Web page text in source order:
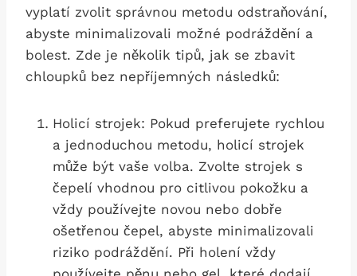
vyplatí zvolit správnou metodu odstraňování,
abyste minimalizovali možné podráždění a
bolest. Zde je několik tipů, jak‍ se zbavit
chloupků bez nepříjemných následků:
Holicí ⁤strojek: Pokud preferujete ⁤rychlou
a⁤ jednoduchou metodu, holicí strojek
může být vaše volba. Zvolte strojek s
čepelí vhodnou pro⁢ citlivou pokožku a
vždy používejte novou nebo dobře
ošetřenou čepel, abyste minimalizovali
riziko podráždění. Při holení vždy